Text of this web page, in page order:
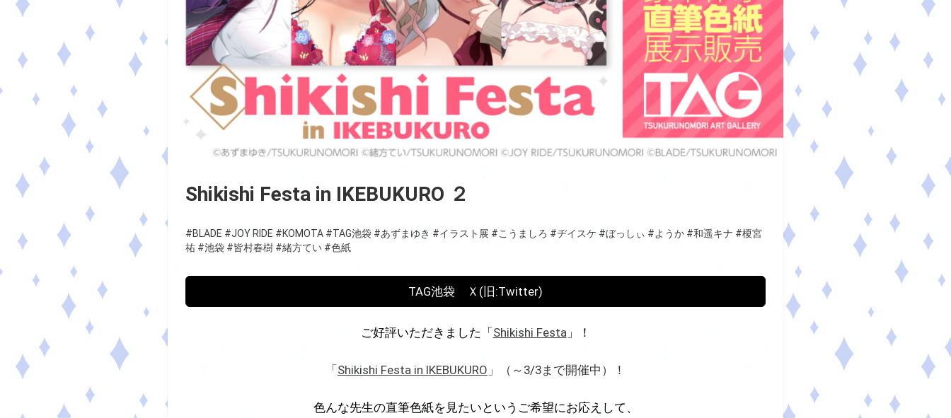
Shikishi Festa in IKEBUKURO ２
#BLADE #JOY RIDE #KOMOTA #TAG池袋 #あずまゆき #イラスト展 #こうましろ #ヂイスケ #ぼっしぃ #ようか #和遥キナ #榎宮
祐 #池袋 #皆村春樹 #緒方てい #色紙
TAG池袋 Ｘ(旧:Twitter)
ご好評いただきました「Shikishi Festa 」！
「Shikishi Festa in IKEBUKURO 」（～3/3まで開催中）！
色んな先生の直筆色紙を見たいというご希望にお応えして、